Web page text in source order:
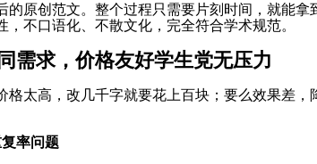
原创范文。整个过程只需要片刻时间，就能
不口语化、不散文化，完全符合学术规范。
需求，价格友好学生党无压力
太高，改几千字就要花上百块；要么效果差
率问题